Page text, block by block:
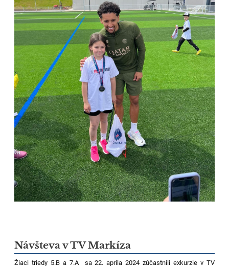
Návšteva v TV Markíza
Žiaci triedy 5.B a 7.A sa 22. apríla 2024 zúčastnili exkurzie v TV